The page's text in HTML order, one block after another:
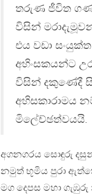
තරුණ ජීවිත
විසින්
එය වඩා
අහිංසකයන්ට
විසින් දකුණේදී
අහිසකාරාමය
මිලේච්ඡත්වයයි.
අගනගරය සොඳුරු
නමුත් භූමිය පුරා
මග දෙපස මහා